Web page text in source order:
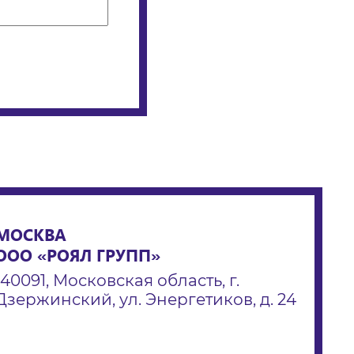
«РОЯЛ ГРУПП»
Московская область, г.
ул. Энергетиков, д. 24